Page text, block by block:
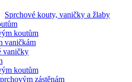
Sprchové kouty, vaničky a žlaby
koutům
vaničkám
vaničky
koutům
zástěnám